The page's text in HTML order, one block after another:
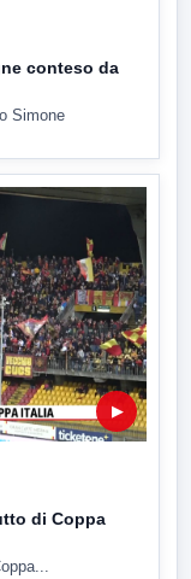
conteso da
Simone
▶
di Coppa